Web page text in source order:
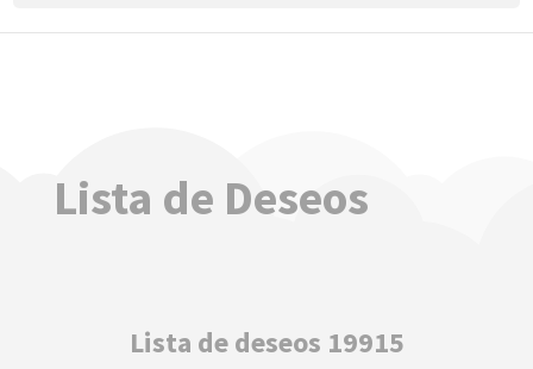
Lista de Deseos
Lista de deseos 19915